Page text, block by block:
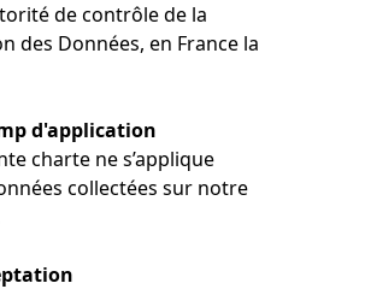
de contrôle de la
des Données, en France la
d'application
charte ne s’applique
collectées sur notre